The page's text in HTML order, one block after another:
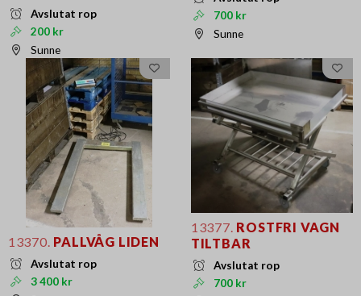
Avslutat rop
200 kr
Sunne
700 kr
Sunne
13370. PALLVÅG LIDEN
Avslutat rop
3 400 kr
13377. ROSTFRI VAGN
TILTBAR
Avslutat rop
700 kr